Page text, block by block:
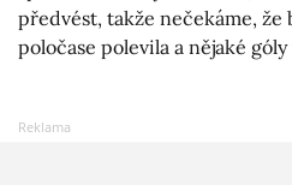
předvést, takže nečekáme, že
poločase polevila a nějaké